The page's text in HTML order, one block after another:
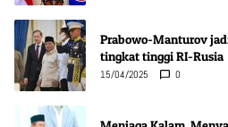
Prabowo-Manturov
tingkat tinggi RI-Rusia
15/04/2025 0